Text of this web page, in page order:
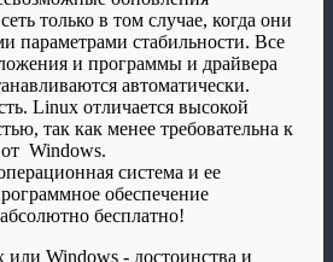
только в том случае, когда они
параметрами стабильности. Все
и программы и драйвера
автоматически.
Linux отличается высокой
так как менее требовательна к
Windows.
система и ее
обеспечение
бесплатно!